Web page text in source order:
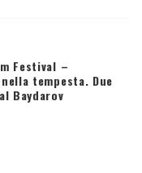
Festival –
tempesta. Due
Baydarov